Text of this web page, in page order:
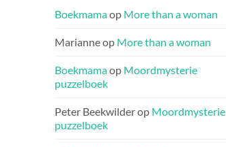
Boekmamaop More than a woman
Marianneop More than a woman
Boekmamaop Moordmysterie
puzzelboek
Peter Beekwilderop Moordmysterie
puzzelboek